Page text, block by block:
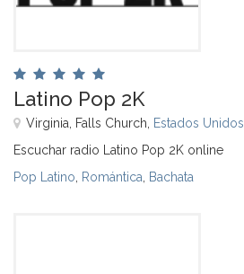
Latino Pop 2K
Virginia, Falls Church, Estados Unidos
Escuchar radio Latino Pop 2K online
Pop Latino Romántica Bachata